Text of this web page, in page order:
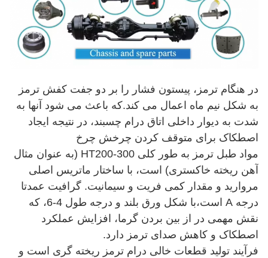
در هنگام ترمز، پیستون فشار را بر دو جفت کفش ترمز
به شکل نیم ماه اعمال می کند.که باعث می شود آنها به
شدت به دیوار داخلی اتاق درام چسبند، در نتیجه ایجاد
اصطکاک برای متوقف کردن چرخش چرخ
مواد طبل ترمز به طور کلی HT200-300 (به عنوان مثال
آهن ریخته خاکستری) است، با ساختار ماتریس اصلی
مروارید و مقدار کمی فریت و سیمانیت. گرافیت عمدتا
درجه A است،با شکل ورق بلند و درجه طول 4-6، که
نقش مهمی در از بین بردن گرما، افزایش عملکرد
اصطکاک و کاهش صدای ترمز دارد.
فرآیند تولید قطعات خالی درام ترمز ریخته گری است و